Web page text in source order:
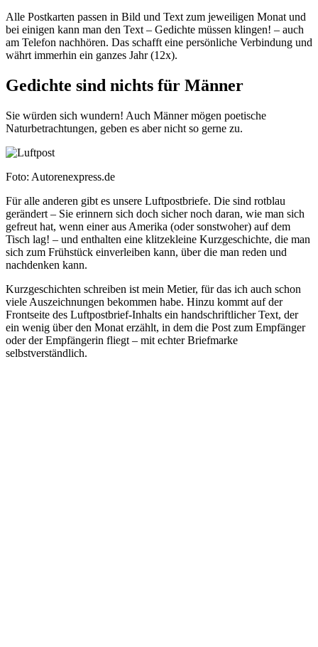
Alle Postkarten passen in Bild und Text zum jeweiligen Monat und
bei einigen kann man den Text – Gedichte müssen klingen! – auch
am Telefon nachhören. Das schafft eine persönliche Verbindung und
währt immerhin ein ganzes Jahr (12x).
Gedichte sind nichts für Männer
Sie würden sich wundern! Auch Männer mögen poetische
Naturbetrachtungen, geben es aber nicht so gerne zu.
Foto: Autorenexpress.de
Für alle anderen gibt es unsere Luftpostbriefe. Die sind rotblau
gerändert – Sie erinnern sich doch sicher noch daran, wie man sich
gefreut hat, wenn einer aus Amerika (oder sonstwoher) auf dem
Tisch lag! – und enthalten eine klitzekleine Kurzgeschichte, die man
sich zum Frühstück einverleiben kann, über die man reden und
nachdenken kann.
Kurzgeschichten schreiben ist mein Metier, für das ich auch schon
viele Auszeichnungen bekommen habe. Hinzu kommt auf der
Frontseite des Luftpostbrief-Inhalts ein handschriftlicher Text, der
ein wenig über den Monat erzählt, in dem die Post zum Empfänger
oder der Empfängerin fliegt – mit echter Briefmarke
selbstverständlich.